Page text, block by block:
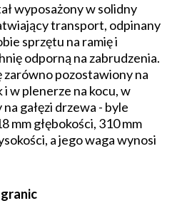
wyposażony w solidny
transport, odpinany
sprzętu na ramię i
odporną na zabrudzenia.
pozostawiony na
i w plenerze na kocu, w
gałęzi drzewa - byle
mm głębokości, 310 mm
a jego waga wynosi